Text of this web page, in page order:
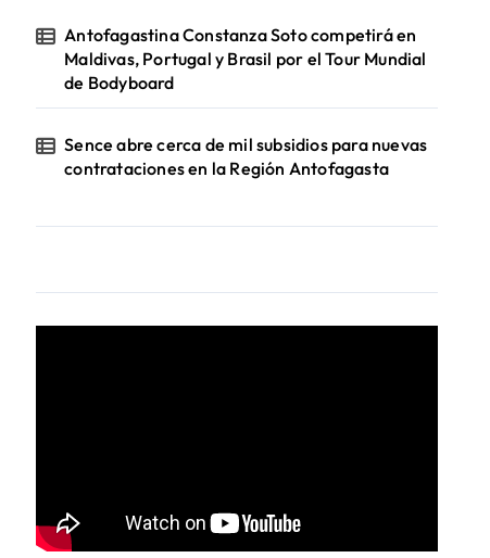
Antofagastina Constanza Soto competirá en
Maldivas, Portugal y Brasil por el Tour Mundial
de Bodyboard
Sence abre cerca de mil subsidios para nuevas
contrataciones en la Región Antofagasta